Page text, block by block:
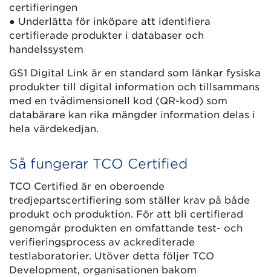
certifieringen
● Underlätta för inköpare att identifiera
certifierade produkter i databaser och
handelssystem
GS1 Digital Link är en standard som länkar fysiska
produkter till digital information och tillsammans
med en tvådimensionell kod (QR-kod) som
databärare kan rika mängder information delas i
hela värdekedjan.
Så fungerar TCO Certified
TCO Certified är en oberoende
tredjepartscertifiering som ställer krav på både
produkt och produktion. För att bli certifierad
genomgår produkten en omfattande test- och
verifieringsprocess av ackrediterade
testlaboratorier. Utöver detta följer TCO
Development, organisationen bakom